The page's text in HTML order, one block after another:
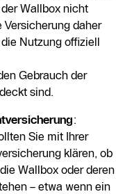
Wallbox nicht
daher
Nutzung offiziell
Gebrauch der
sind.
:
Sie mit Ihrer
klären, ob
Wallbox oder deren
– etwa wenn ein